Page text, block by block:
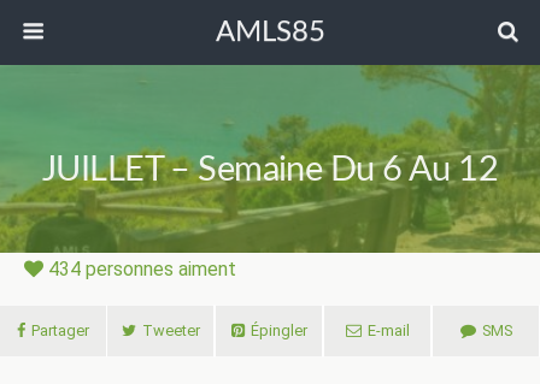
AMLS85
JUILLET – Semaine Du 6 Au 12
434 personnes aiment
Partager Tweeter Épingler E-mail SMS